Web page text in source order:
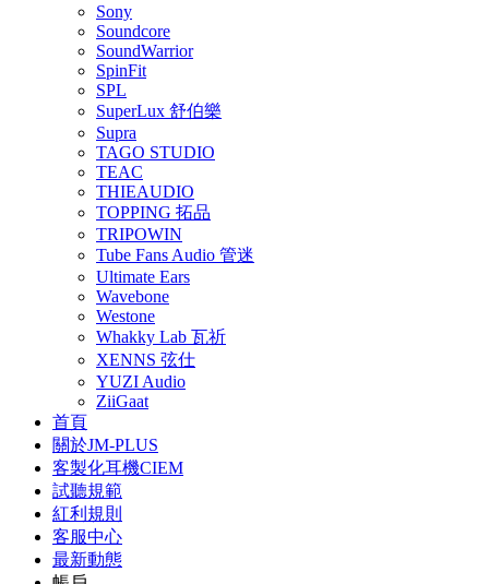
Sony
Soundcore
SoundWarrior
SpinFit
SPL
SuperLux 舒伯樂
Supra
TAGO STUDIO
TEAC
THIEAUDIO
TOPPING 拓品
TRIPOWIN
Tube Fans Audio 管迷
Ultimate Ears
Wavebone
Westone
Whakky Lab 瓦祈
XENNS 弦仕
YUZI Audio
ZiiGaat
首頁
關於JM-PLUS
客製化耳機CIEM
試聽規範
紅利規則
客服中心
最新動態